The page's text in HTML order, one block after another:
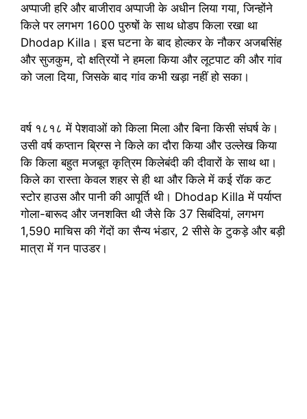
अप्पाजी हरि और बाजीराव अप्पाजी के अधीन लिया गया, जिन्होंने
किले पर लगभग 1600 पुरुषों के साथ धोडप किला रखा था
Dhodap Killa। इस घटना के बाद होल्कर के नौकर अजबसिंह
और सुजकुम, दो क्षत्रियों ने हमला किया और लूटपाट की और गांव
को जला दिया, जिसके बाद गांव कभी खड़ा नहीं हो सका।
वर्ष १८१८ में पेशवाओं को किला मिला और बिना किसी संघर्ष के।
उसी वर्ष कप्तान ब्रिग्स ने किले का दौरा किया और उल्लेख किया
कि किला बहुत मजबूत कृत्रिम किलेबंदी की दीवारों के साथ था।
किले का रास्ता केवल शहर से ही था और किले में कई रॉक कट
स्टोर हाउस और पानी की आपूर्ति थी। Dhodap Killa में पर्याप्त
गोला-बारूद और जनशक्ति थी जैसे कि 37 सिबंदियां, लगभग
1,590 माचिस की गेंदों का सैन्य भंडार, 2 सीसे के टुकड़े और बड़ी
मात्रा में गन पाउडर।